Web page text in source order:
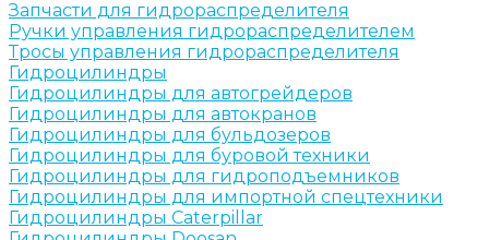
Запчасти для гидрораспределителя
Ручки управления гидрораспределителем
Тросы управления гидрораспределителя
Гидроцилиндры
Гидроцилиндры для автогрейдеров
Гидроцилиндры для автокранов
Гидроцилиндры для бульдозеров
Гидроцилиндры для буровой техники
Гидроцилиндры для гидроподъемников
Гидроцилиндры для импортной спецтехники
Гидроцилиндры Caterpillar